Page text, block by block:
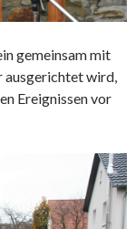
gemeinsam mit
ausgerichtet wird,
Ereignissen vor